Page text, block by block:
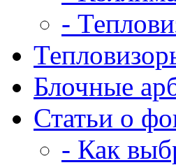
-
Блочные
Статьи о
- Как